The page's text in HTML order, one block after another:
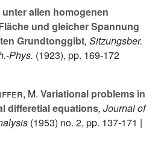
allen homogenen
und gleicher Spannung
Grundtonggibt, Sitzungsber.
Phys. (1923), pp. 169-172
M. Variational problems in
differetial equations, Journal of
(1953) no. 2, pp. 137-171 |